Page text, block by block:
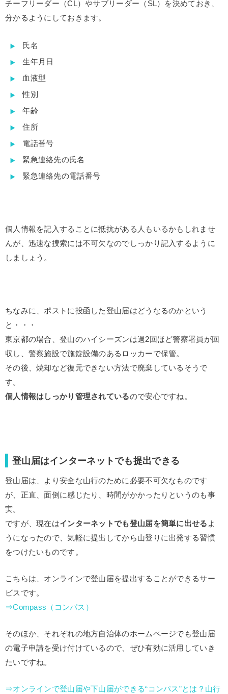
チーフリーダー（CL）やサブリーダー（SL）を決めておき、
分かるようにしておきます。
氏名
生年月日
血液型
性別
年齢
住所
電話番号
緊急連絡先の氏名
緊急連絡先の電話番号
個人情報を記入することに抵抗がある人もいるかもしれませ
んが、迅速な捜索には不可欠なのでしっかり記入するように
しましょう。
ちなみに、ポストに投函した登山届はどうなるのかという
と・・・
東京都の場合、登山のハイシーズンは週2回ほど警察署員が回
収し、警察施設で施錠設備のあるロッカーで保管。
その後、焼却など復元できない方法で廃棄しているそうで
す。
個人情報はしっかり管理されているので安心ですね。
登山届はインターネットでも提出できる
登山届は、より安全な山行のために必要不可欠なものです
が、正直、面倒に感じたり、時間がかかったりというのも事
実。
ですが、現在はインターネットでも登山届を簡単に出せる よ
うになったので、気軽に提出してから山登りに出発する習慣
をつけたいものです。
こちらは、オンラインで登山届を提出することができるサー
ビスです。
⇒Compass（コンパス）
そのほか、それぞれの地方自治体のホームページでも登山届
の電子申請を受け付けているので、ぜひ有効に活用していき
たいですね。
⇒オンラインで登山届や下山届ができる“コンパス”とは？山行